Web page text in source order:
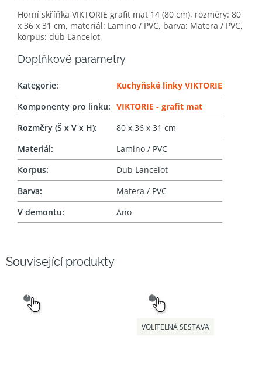
Související produkty
VÝBĚR
VOLITELNÁ SESTAVA
VÝBĚR
Horní skříňka VIKTORIE grafit mat 14 (80 cm), rozměry: 80
x 36 x 31 cm, materiál: Lamino / PVC, barva: Matera / PVC,
korpus: dub Lancelot
Doplňkové parametry
Kategorie:
Kuchyňské linky VIKTORIE
Komponenty pro linku: VIKTORIE - grafit mat
Rozměry (Š x V x H):
80 x 36 x 31 cm
Materiál:
Lamino / PVC
Korpus:
Dub Lancelot
Barva:
Matera / PVC
V demontu: Ano